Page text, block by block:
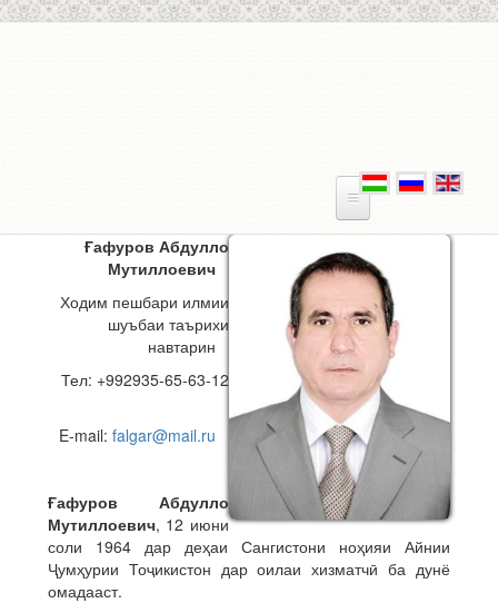
Ғафуров Абдулло
Мутиллоевич
Ходим пешбари илмии
шуъбаи таърихи
навтарин
Тел: +992935-65-63-12
E-mail: falgar@mail.ru
Ғафуров Абдулло
Мутиллоевич, 12 июни
соли 1964 дар деҳаи Сангистони ноҳияи Айнии
Ҷумҳурии Тоҷикистон дар оилаи хизматчӣ ба дунё
омадааст.